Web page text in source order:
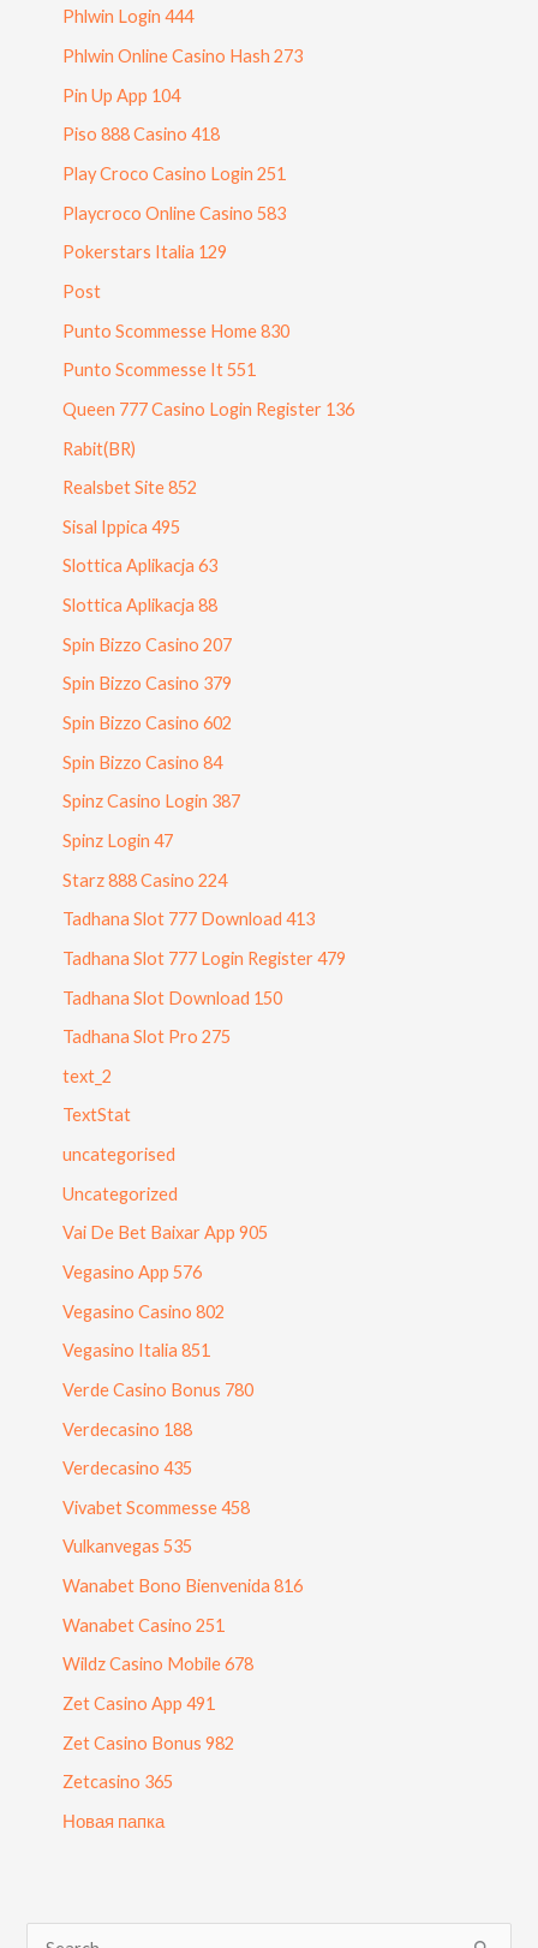
Phlwin Login 444
Phlwin Online Casino Hash 273
Pin Up App 104
Piso 888 Casino 418
Play Croco Casino Login 251
Playcroco Online Casino 583
Pokerstars Italia 129
Post
Punto Scommesse Home 830
Punto Scommesse It 551
Queen 777 Casino Login Register 136
Rabit(BR)
Realsbet Site 852
Sisal Ippica 495
Slottica Aplikacja 63
Slottica Aplikacja 88
Spin Bizzo Casino 207
Spin Bizzo Casino 379
Spin Bizzo Casino 602
Spin Bizzo Casino 84
Spinz Casino Login 387
Spinz Login 47
Starz 888 Casino 224
Tadhana Slot 777 Download 413
Tadhana Slot 777 Login Register 479
Tadhana Slot Download 150
Tadhana Slot Pro 275
text_2
TextStat
uncategorised
Uncategorized
Vai De Bet Baixar App 905
Vegasino App 576
Vegasino Casino 802
Vegasino Italia 851
Verde Casino Bonus 780
Verdecasino 188
Verdecasino 435
Vivabet Scommesse 458
Vulkanvegas 535
Wanabet Bono Bienvenida 816
Wanabet Casino 251
Wildz Casino Mobile 678
Zet Casino App 491
Zet Casino Bonus 982
Zetcasino 365
Новая папка